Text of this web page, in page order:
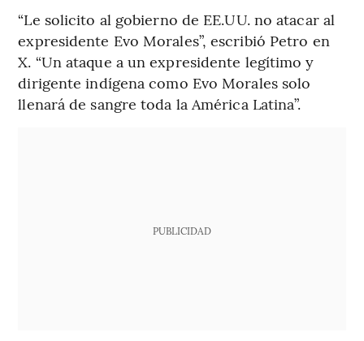
“Le solicito al gobierno de EE.UU. no atacar al
expresidente Evo Morales”, escribió Petro en
X. “Un ataque a un expresidente legítimo y
dirigente indígena como Evo Morales solo
llenará de sangre toda la América Latina”.
PUBLICIDAD